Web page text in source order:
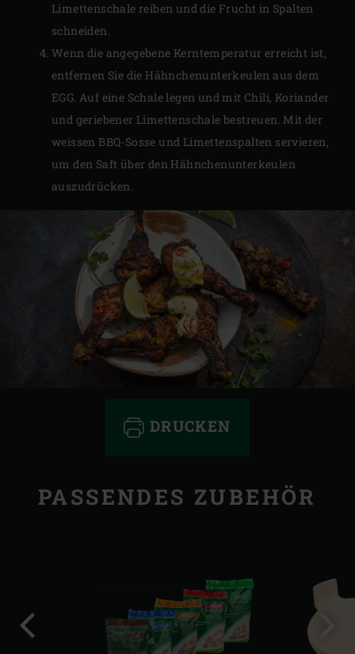
Limettenschale reiben und die Frucht in Spalten
schneiden.
Wenn die angegebene Kerntemperatur erreicht ist,
entfernen Sie die Hähnchenunterkeulen aus dem
EGG. Auf eine Schale legen und mit Chili, Koriander
und geriebener Limettenschale bestreuen. Mit der
weissen BBQ-Sosse und Limettenspalten servieren,
um den Saft über den Hähnchenunterkeulen
auszudrücken.
DRUCKEN
PASSENDES ZUBEHÖR